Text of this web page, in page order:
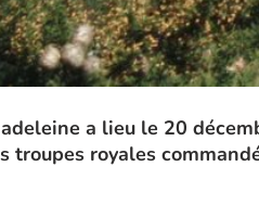
a lieu le 20
troupes royales